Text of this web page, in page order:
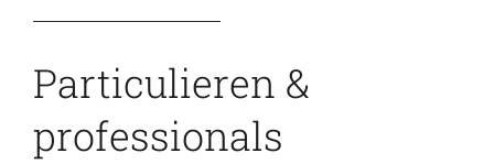
Particulieren &
professionals